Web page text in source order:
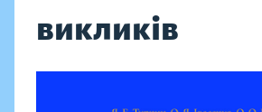
викликів